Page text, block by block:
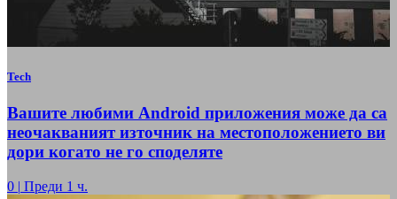
Tech
Вашите любими Android приложения може да са
неочакваният източник на местоположението ви
дори когато не го споделяте
0 | Преди 1 ч.